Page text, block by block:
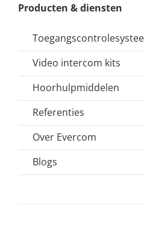
Producten & diensten
Video intercom kits
Hoorhulpmiddelen
Referenties
Over Evercom
Blogs